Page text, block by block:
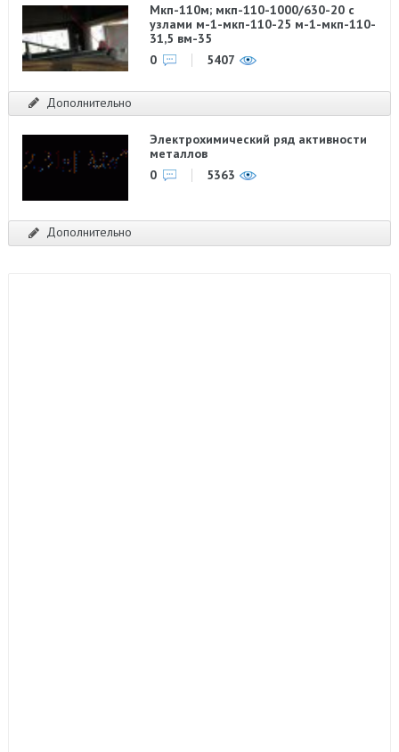
Мкп-110м; мкп-110-1000/630-20 с
узлами м-1-мкп-110-25 м-1-мкп-110-
31,5 вм-35
0
5407
Дополнительно
Электрохимический ряд активности
металлов
0
5363
Дополнительно